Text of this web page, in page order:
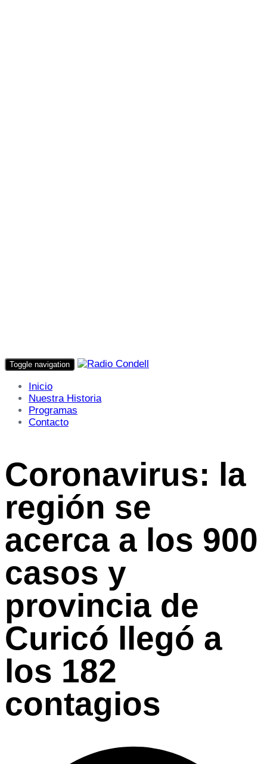
Toggle navigation
Inicio
Nuestra Historia
Programas
Contacto
Coronavirus: la
región se
acerca a los 900
casos y
provincia de
Curicó llegó a
los 182
contagios